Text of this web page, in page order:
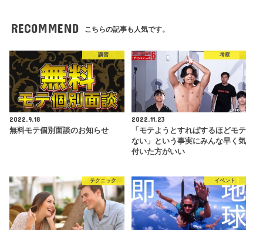
RECOMMEND こちらの記事も人気です。
講習
2022.9.18
無料モテ個別面談のお知らせ
考察
2022.11.23
「モテようとすればするほどモテ
ない」という事実にみんな早く気
付いた方がいい
テクニック イベント